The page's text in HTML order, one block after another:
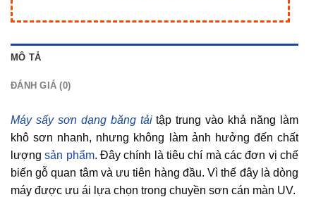
MÔ TẢ
ĐÁNH GIÁ (0)
Máy sấy sơn dạng băng tảitập trung vào khả năng làm
khô sơn nhanh, nhưng không làm ảnh hưởng đến chất
lượngsản phẩm. Đây chính là tiêu chí mà các đơn vị chế
biến gỗ quan tâm và ưu tiên hàng đầu. Vì thế đây là dòng
máy được ưu ái lựa chọn trong chuyền sơn cán màn UV.